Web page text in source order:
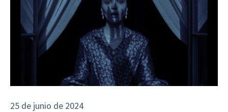
25 de junio de 2024